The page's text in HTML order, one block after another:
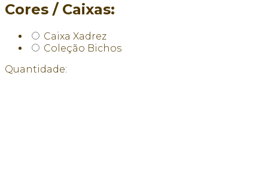
Cores / Caixas:
Caixa Xadrez
Coleção Bichos
Quantidade: